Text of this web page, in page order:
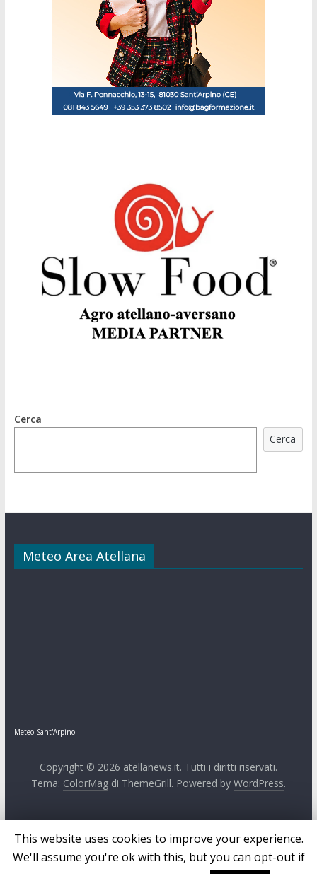
Cerca
Cerca
Meteo Area Atellana
Meteo Sant'Arpino
Copyright © 2026 atellanews.it. Tutti i diritti riservati.
Tema: ColorMagdi ThemeGrill. Powered by WordPress.
This website uses cookies to improve your experience.
We'll assume you're ok with this, but you can opt-out if